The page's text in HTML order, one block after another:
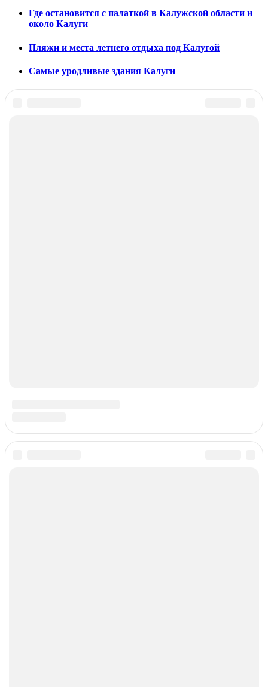
Где остановится с палаткой в Калужской области и
около Калуги
Пляжи и места летнего отдыха под Калугой
Самые уродливые здания Калуги